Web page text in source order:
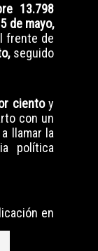
13.798
de mayo,
frente de
seguido
cientoy
con un
llamar la
política
en